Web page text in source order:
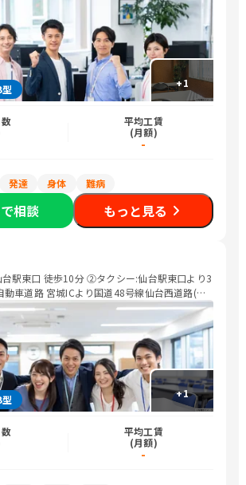
+1
平均工賃
(月額)
-
発達 身体 難病
相談 もっと見る
駅東口 徒歩10分 ②タクシー:仙台駅東口より3
車道路 宮城ICより国道48号線仙台西道路(自
方面へ 約15分
+1
平均工賃
(月額)
-